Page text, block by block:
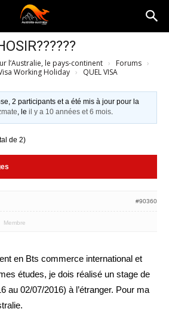
l’Australie, le pays-continent › Forums ›
Working Holiday ›
QUEL VISA
2 participants et a été mis à jour pour la
, leil y a 10 années et 6 mois.
de 2)
#90360
Membre
en Bts commerce international et
études, je dois réalisé un stage de
au 02/07/2016) à l’étranger. Pour ma